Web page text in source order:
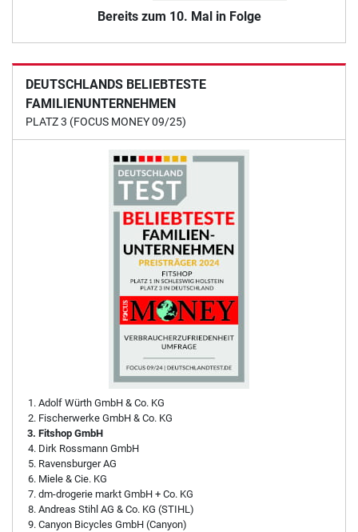
Bereits zum 10. Mal in Folge
DEUTSCHLANDS BELIEBTESTE
FAMILIENUNTERNEHMEN
PLATZ 3 (FOCUS MONEY 09/25)
Adolf Würth GmbH & Co. KG
Fischerwerke GmbH & Co. KG
Fitshop GmbH
Dirk Rossmann GmbH
Ravensburger AG
Miele & Cie. KG
dm-drogerie markt GmbH + Co. KG
Andreas Stihl AG & Co. KG (STIHL)
Canyon Bicycles GmbH (Canyon)